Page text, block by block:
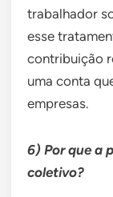
trabalhador
esse
contribuição
uma conta
empresas.
6) Por que a
coletivo?